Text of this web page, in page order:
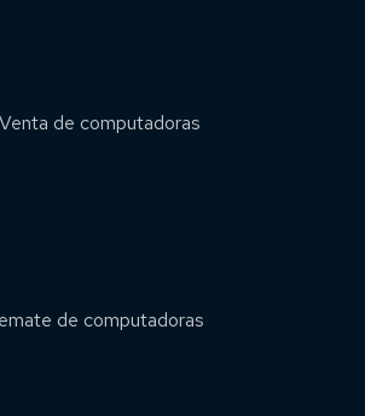
Venta de computadoras
de computadoras